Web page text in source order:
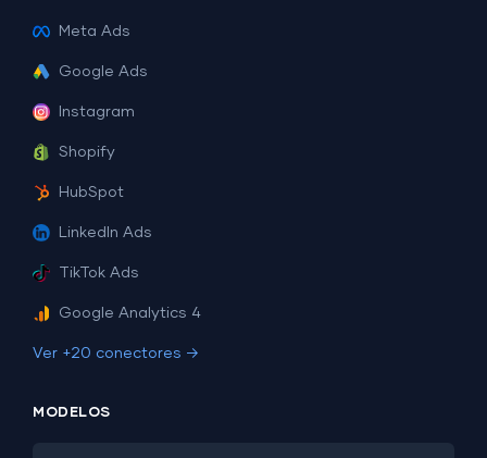
Meta Ads
Google Ads
Instagram
Shopify
HubSpot
LinkedIn Ads
TikTok Ads
Google Analytics 4
Ver +20 conectores →
MODELOS